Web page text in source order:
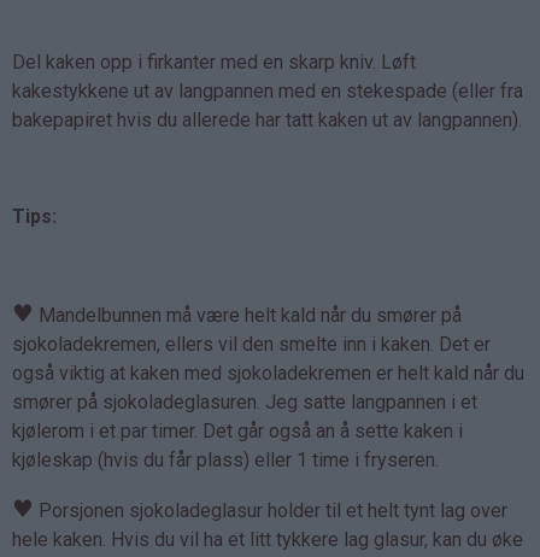
Del kaken opp i firkanter med en skarp kniv. Løft
kakestykkene ut av langpannen med en stekespade (eller fra
bakepapiret hvis du allerede har tatt kaken ut av langpannen).
Tips:
♥ Mandelbunnen må være helt kald når du smører på
sjokoladekremen, ellers vil den smelte inn i kaken. Det er
også viktig at kaken med sjokoladekremen er helt kald når du
smører på sjokoladeglasuren. Jeg satte langpannen i et
kjølerom i et par timer. Det går også an å sette kaken i
kjøleskap (hvis du får plass) eller 1 time i fryseren.
♥ Porsjonen sjokoladeglasur holder til et helt tynt lag over
hele kaken. Hvis du vil ha et litt tykkere lag glasur, kan du øke